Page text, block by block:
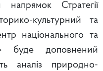
Стратегії
культурний та
національного та
буде доповнений
аналіз природно-